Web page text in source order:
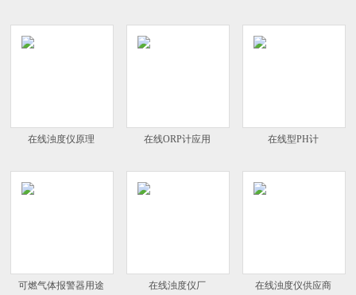
在线浊度仪原理 在线ORP计应用 在线型PH计
可燃气体报警器用途 在线浊度仪厂 在线浊度仪供应商